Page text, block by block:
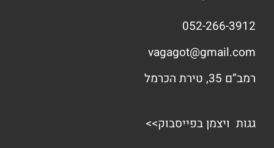
052-266-3912
vagagot@gmail.com
רמב”ם 35, טירת הכרמל
גגות ויצמן בפייסבוק>>